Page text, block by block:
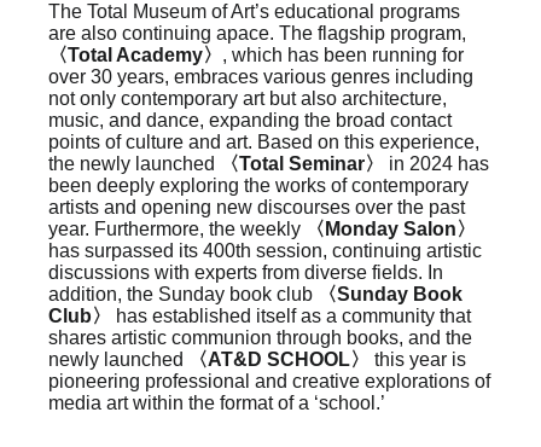
The Total Museum of Art’s educational programs
are also continuing apace. The flagship program,
〈Total Academy〉 , which has been running for
over 30 years, embraces various genres including
not only contemporary art but also architecture,
music, and dance, expanding the broad contact
points of culture and art. Based on this experience,
the newly launched
〈Total Seminar〉
in 2024 has
been deeply exploring the works of contemporary
artists and opening new discourses over the past
year. Furthermore, the weekly
〈Monday Salon〉
has surpassed its 400th session, continuing artistic
discussions with experts from diverse fields. In
addition, the Sunday book club
〈Sunday Book
Club〉
has established itself as a community that
shares artistic communion through books, and the
newly launched
〈AT&D SCHOOL〉
this year is
pioneering professional and creative explorations of
media art within the format of a ‘school.’